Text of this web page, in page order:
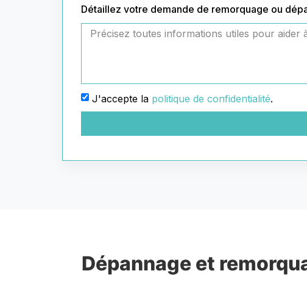
Détaillez votre demande de remorquage ou
J'accepte la politique de confidentialité.
Dépannage et